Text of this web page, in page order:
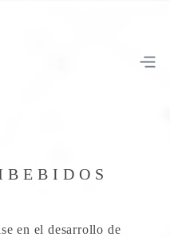
en el desarrollo de